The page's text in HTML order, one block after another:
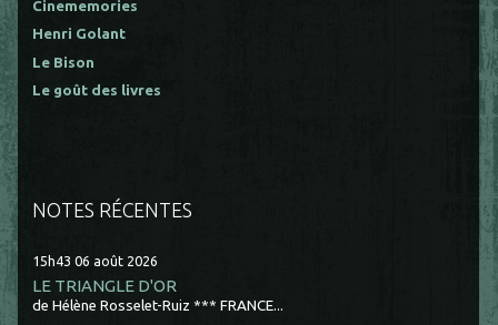
Cinememories
Henri Golant
Le Bison
Le goût des livres
NOTES RÉCENTES
15h43 06 août 2026
LE TRIANGLE D'OR
de Hélène Rosselet-Ruiz *** FRANCE...